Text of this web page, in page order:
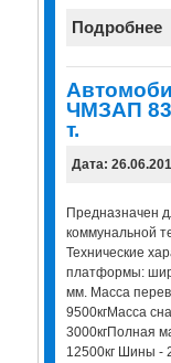
Подробнее
ЧМЗАП
т.
Дата:
Предназначен
коммунальной
Технические
платформы:
мм. Масса
9500кгМасса
3000кгПолная
12500кг Шины -